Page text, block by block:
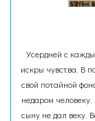
Усердней с
искры чувства. В
свой потайной
недаром
сыну не дал веку.